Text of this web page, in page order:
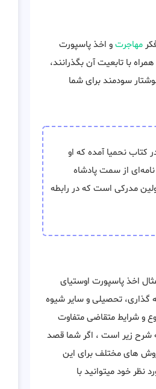
مهاجرتو اخذ پاسپورت
با تابعیت آن بگذرانند،
سودمند برای شما
مسیح؛ در کتاب نحمیا آمده که او
از سمت پادشاه
مدرکی است که در رابطه
اخذ پاسپورت اوستیای
گذاری، تحصیلی و سایر شیوه
و شرایط متقاضی متفاوت
شرح زیر است ، اگر شما قصد
روش های مختلف برای این
نظر خود میتوانید با